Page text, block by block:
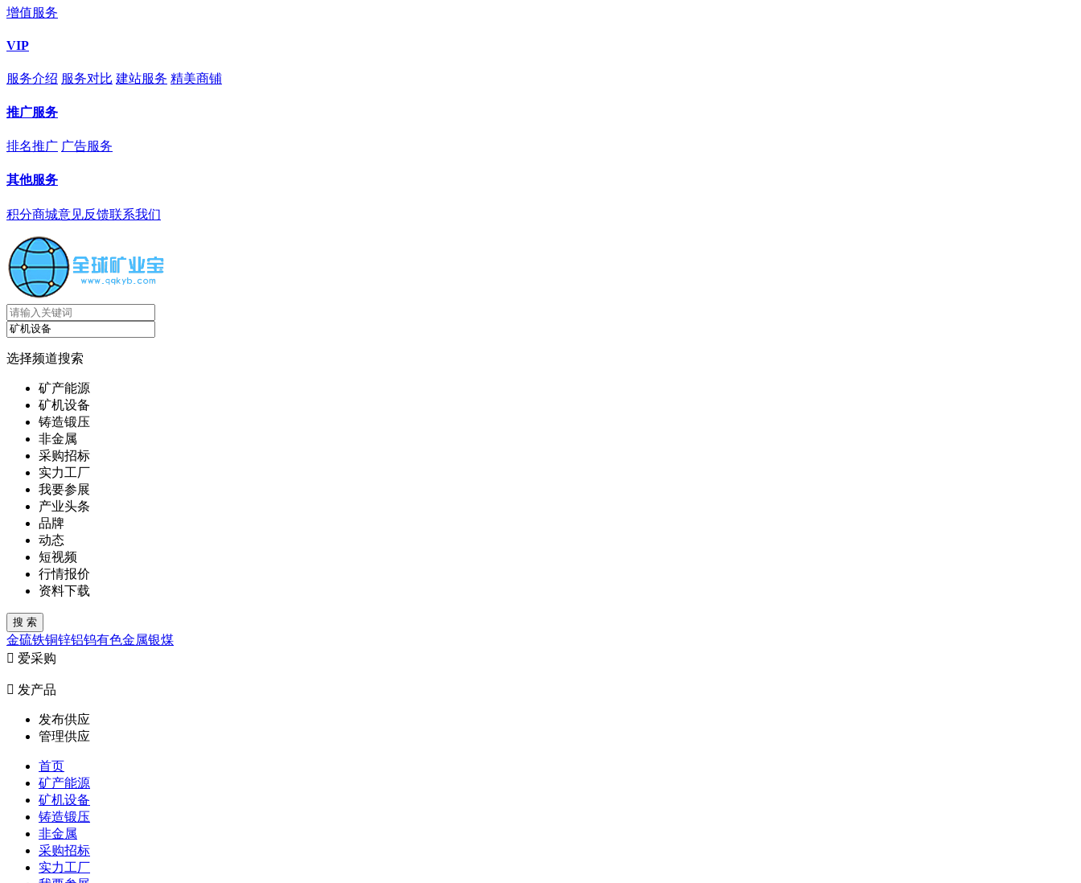
增值服务
VIP
服务介绍 服务对比 建站服务 精美商铺
推广服务
排名推广 广告服务
其他服务
积分商城意见反馈联系我们
选择频道搜索
矿产能源
矿机设备
铸造锻压
非金属
采购招标
实力工厂
我要参展
产业头条
品牌
动态
短视频
行情报价
资料下载
金硫铁铜锌铝钨有色金属银煤
 爱采购
 发产品
发布供应
管理供应
首页
矿产能源
矿机设备
铸造锻压
非金属
采购招标
实力工厂